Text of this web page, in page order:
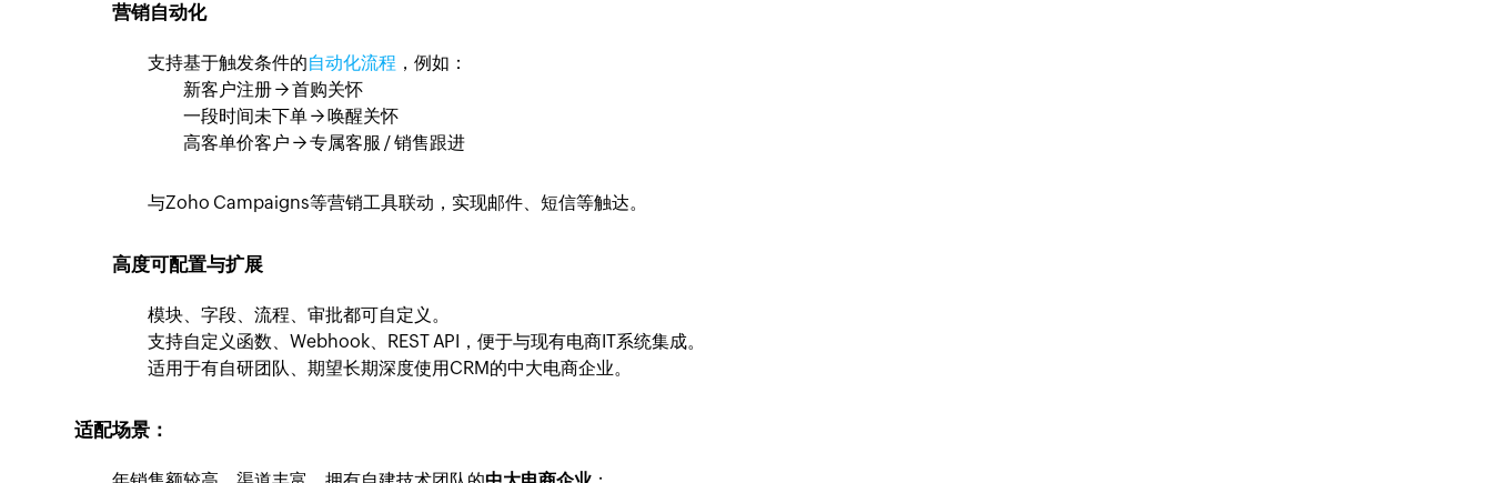
营销自动化
支持基于触发条件的自动化流程 ，例如：
新客户注册 → 首购关怀
一段时间未下单 → 唤醒关怀
高客单价客户 → 专属客服 / 销售跟进
与Zoho Campaigns等营销工具联动，实现邮件、短信等触达。
高度可配置与扩展
模块、字段、流程、审批都可自定义。
支持自定义函数、Webhook、REST API，便于与现有电商IT系统集成。
适用于有自研团队、期望长期深度使用CRM的中大电商企业。
适配场景：